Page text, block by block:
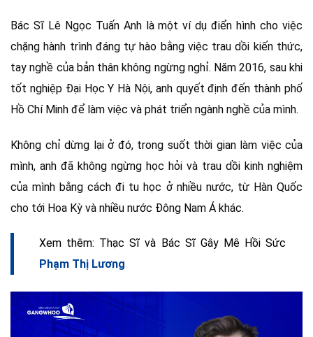
Bác Sĩ Lê Ngọc Tuấn Anh là một ví dụ điển hình cho việc
chặng hành trình đáng tự hào bằng việc trau dồi kiến thức,
tay nghề của bản thân không ngừng nghỉ. Năm 2016, sau khi
tốt nghiệp Đại Học Y Hà Nội, anh quyết định đến thành phố
Hồ Chí Minh để làm việc và phát triển ngành nghề của mình.
Không chỉ dừng lại ở đó, trong suốt thời gian làm việc của
mình, anh đã không ngừng học hỏi và trau dồi kinh nghiệm
của mình bằng cách đi tu học ở nhiều nước, từ Hàn Quốc
cho tới Hoa Kỳ và nhiều nước Đông Nam Á khác.
Xem thêm: Thạc Sĩ và Bác Sĩ Gây Mê Hồi Sức
Phạm Thị Lương